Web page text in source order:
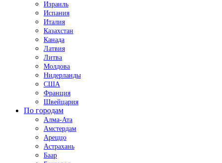
Израиль
Испания
Италия
Казахстан
Канада
Латвия
Литва
Молдова
Нидерланды
США
Франция
Швейцария
По городам
Алма-Ата
Амстердам
Ареццо
Астрахань
Баар